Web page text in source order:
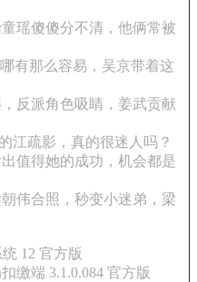
瑶傻傻分不清，他俩常被
有那么容易，吴京带着这
反派角色吸睛，姜武贡献
江疏影，真的很迷人吗？
值得她的成功，机会都是
伟合照，秒变小迷弟，梁
12 官方版
缴端 3.1.0.084 官方版